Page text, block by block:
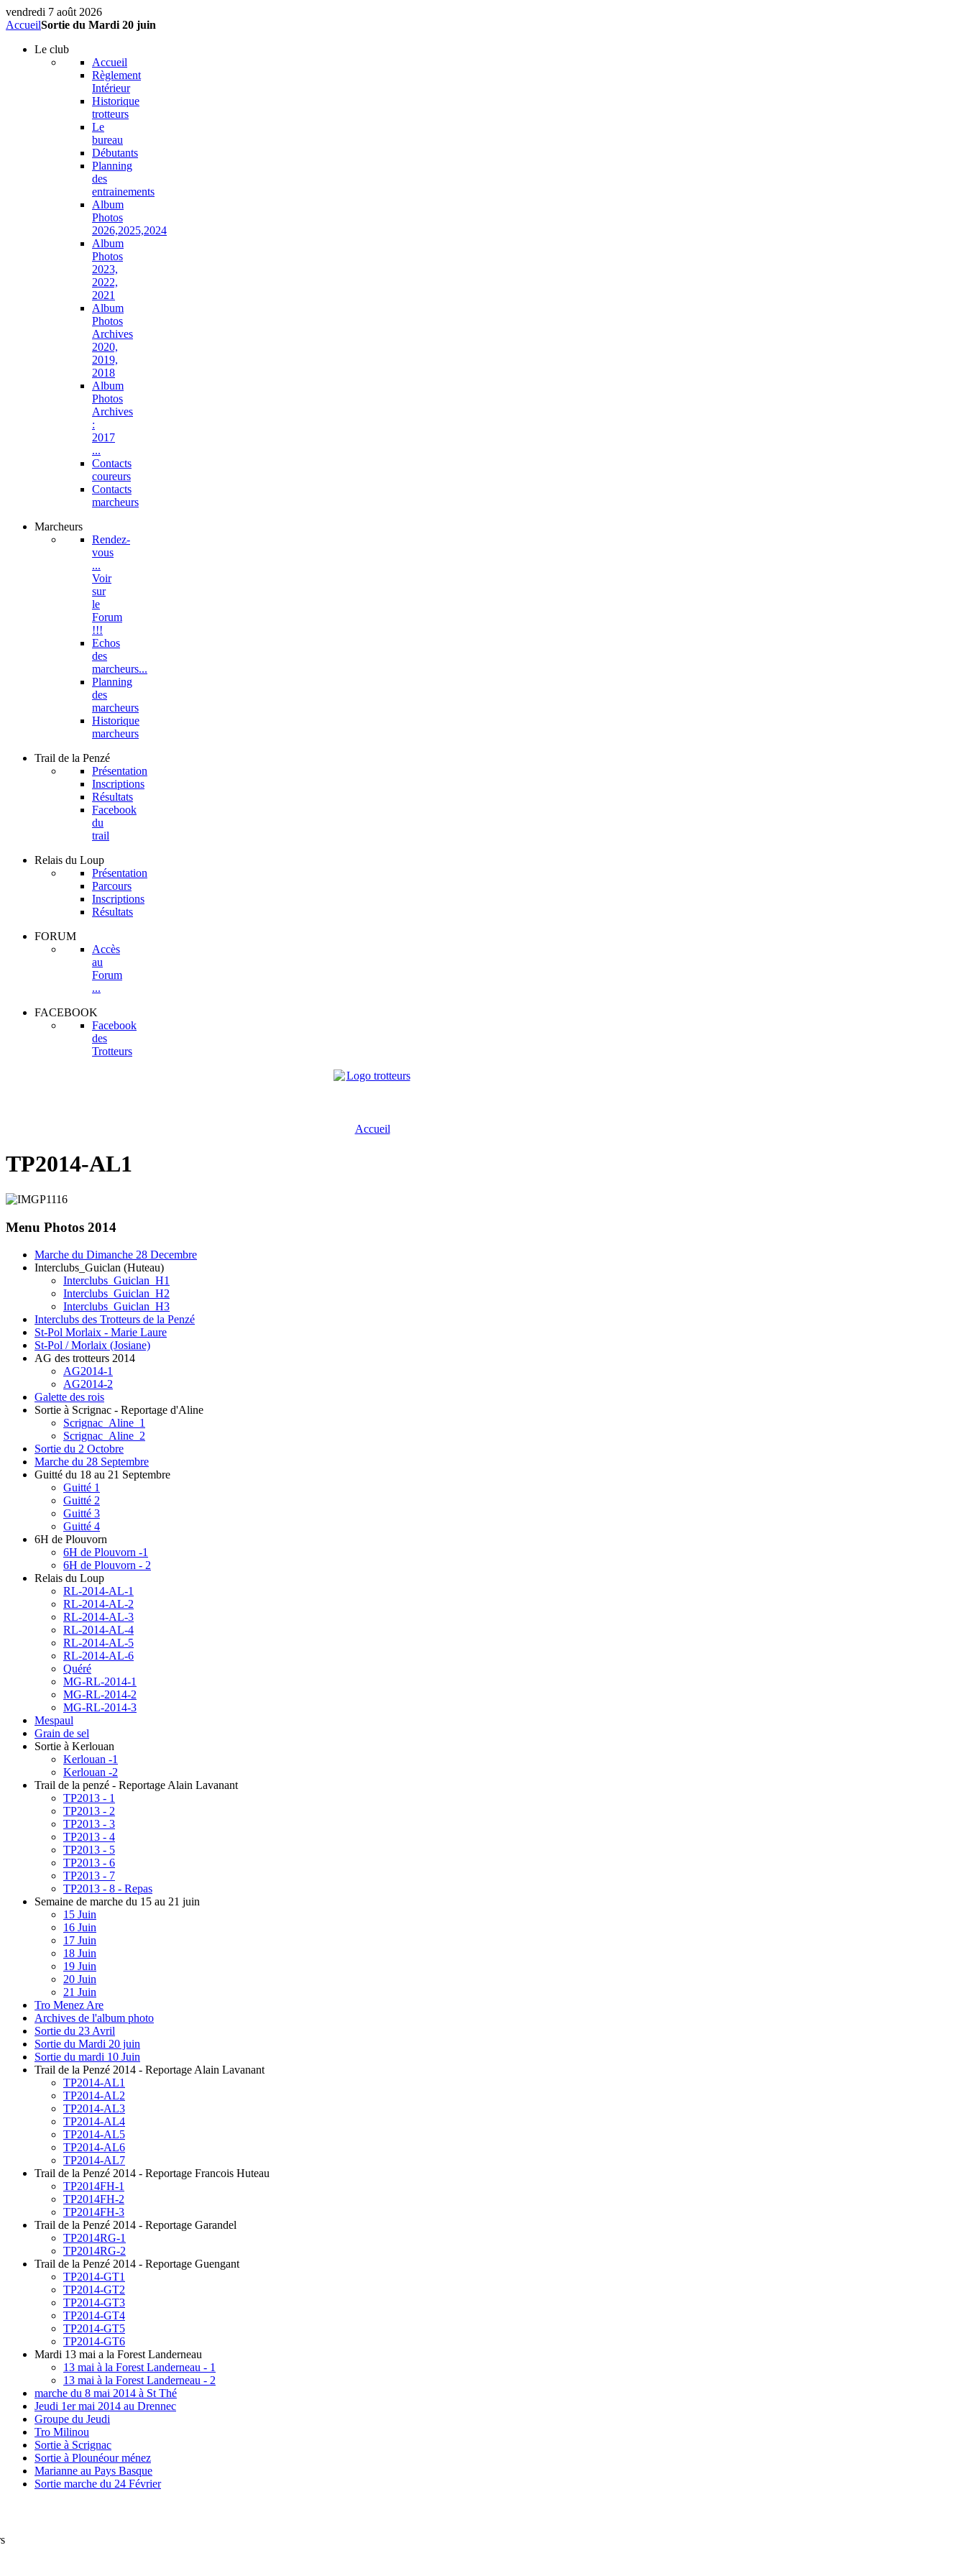
vendredi 7 août 2026
AccueilSortie du Mardi 20 juin
Le club
Accueil
Règlement
Intérieur
Historique
trotteurs
Le
bureau
Débutants
Planning
des
entrainements
Album
Photos
2026,2025,2024
Album
Photos
2023,
2022,
2021
Album
Photos
Archives
2020,
2019,
2018
Album
Photos
Archives
:
2017
...
Contacts
coureurs
Contacts
marcheurs
Marcheurs
Rendez-
vous
...
Voir
sur
le
Forum
!!!
Echos
des
marcheurs...
Planning
des
marcheurs
Historique
marcheurs
Trail de la Penzé
Présentation
Inscriptions
Résultats
Facebook
du
trail
Relais du Loup
Présentation
Parcours
Inscriptions
Résultats
FORUM
Accès
au
Forum
...
FACEBOOK
Facebook
des
Trotteurs
Accueil
TP2014-AL1
Menu Photos 2014
Marche du Dimanche 28 Decembre
Interclubs_Guiclan (Huteau)
Interclubs_Guiclan_H1
Interclubs_Guiclan_H2
Interclubs_Guiclan_H3
Interclubs des Trotteurs de la Penzé
St-Pol Morlaix - Marie Laure
St-Pol / Morlaix (Josiane)
AG des trotteurs 2014
AG2014-1
AG2014-2
Galette des rois
Sortie à Scrignac - Reportage d'Aline
Scrignac_Aline_1
Scrignac_Aline_2
Sortie du 2 Octobre
Marche du 28 Septembre
Guitté du 18 au 21 Septembre
Guitté 1
Guitté 2
Guitté 3
Guitté 4
6H de Plouvorn
6H de Plouvorn -1
6H de Plouvorn - 2
Relais du Loup
RL-2014-AL-1
RL-2014-AL-2
RL-2014-AL-3
RL-2014-AL-4
RL-2014-AL-5
RL-2014-AL-6
Quéré
MG-RL-2014-1
MG-RL-2014-2
MG-RL-2014-3
Mespaul
Grain de sel
Sortie à Kerlouan
Kerlouan -1
Kerlouan -2
Trail de la penzé - Reportage Alain Lavanant
TP2013 - 1
TP2013 - 2
TP2013 - 3
TP2013 - 4
TP2013 - 5
TP2013 - 6
TP2013 - 7
TP2013 - 8 - Repas
Semaine de marche du 15 au 21 juin
15 Juin
16 Juin
17 Juin
18 Juin
19 Juin
20 Juin
21 Juin
Tro Menez Are
Archives de l'album photo
Sortie du 23 Avril
Sortie du Mardi 20 juin
Sortie du mardi 10 Juin
Trail de la Penzé 2014 - Reportage Alain Lavanant
TP2014-AL1
TP2014-AL2
TP2014-AL3
TP2014-AL4
TP2014-AL5
TP2014-AL6
TP2014-AL7
Trail de la Penzé 2014 - Reportage Francois Huteau
TP2014FH-1
TP2014FH-2
TP2014FH-3
Trail de la Penzé 2014 - Reportage Garandel
TP2014RG-1
TP2014RG-2
Trail de la Penzé 2014 - Reportage Guengant
TP2014-GT1
TP2014-GT2
TP2014-GT3
TP2014-GT4
TP2014-GT5
TP2014-GT6
Mardi 13 mai a la Forest Landerneau
13 mai à la Forest Landerneau - 1
13 mai à la Forest Landerneau - 2
marche du 8 mai 2014 à St Thé
Jeudi 1er mai 2014 au Drennec
Groupe du Jeudi
Tro Milinou
Sortie à Scrignac
Sortie à Plounéour ménez
Marianne au Pays Basque
Sortie marche du 24 Février